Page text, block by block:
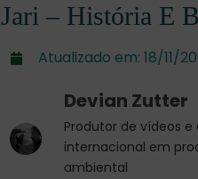
Jari – História E
Atualizado em: 18/11/
Devian Zutter
Produtor de vídeos
internacional em
ambiental